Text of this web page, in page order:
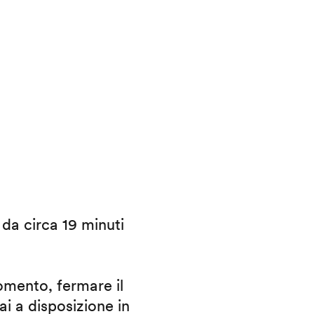
circa 19 minuti
fermare il
a disposizione in